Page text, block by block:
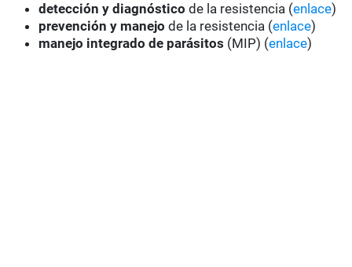
detección y diagnóstico de la resistencia (enlace)
prevención y manejo de la resistencia (enlace)
manejo integrado de parásitos (MIP) (enlace)